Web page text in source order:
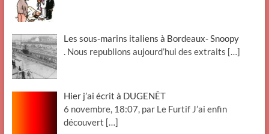
Les sous-marins italiens à Bordeaux- Snoopy
. Nous republions aujourd’hui des extraits […]
Hier j’ai écrit à DUGENÊT
6 novembre, 18:07, par Le Furtif J’ai enfin
découvert […]